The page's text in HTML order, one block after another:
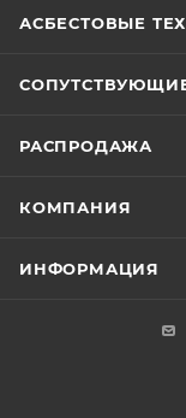
АСБЕСТОВЫЕ
РАСПРОДАЖА
КОМПАНИЯ
ИНФОРМАЦИЯ